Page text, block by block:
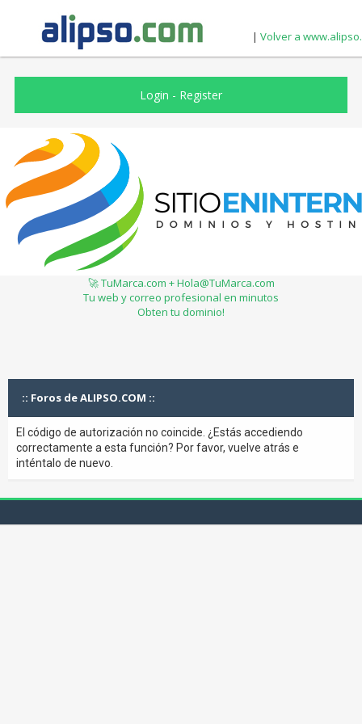
| Volver a
Login - Register
🚀 TuMarca.com + Hola@TuMarca.com
Tu web y correo profesional en minutos
Obten tu dominio!
:: Foros de ALIPSO.COM ::
El código de autorización no coincide. ¿Estás accediendo
correctamente a esta función? Por favor, vuelve atrás e
inténtalo de nuevo.